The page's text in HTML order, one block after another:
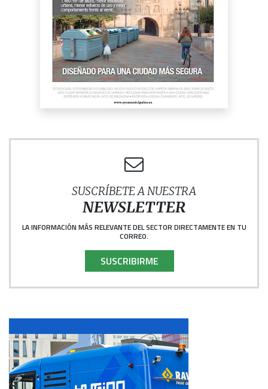
SUSCRÍBETE A NUESTRA
NEWSLETTER
LA INFORMACIÓN MÁS RELEVANTE DEL SECTOR DIRECTAMENTE EN TU
CORREO.
SUSCRIBIRME